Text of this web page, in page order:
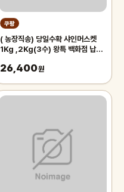
쿠팡
( 농장직송) 당일수확 샤인머스켓
1Kg ,2Kg(3수) 왕특 백화점 납품
26,400원